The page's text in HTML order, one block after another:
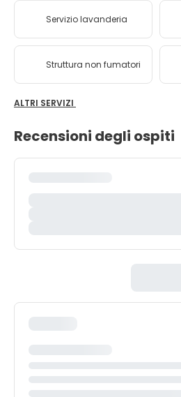
Servizio lavanderia
Struttura non fumatori
ALTRI SERVIZI
Recensioni degli ospiti